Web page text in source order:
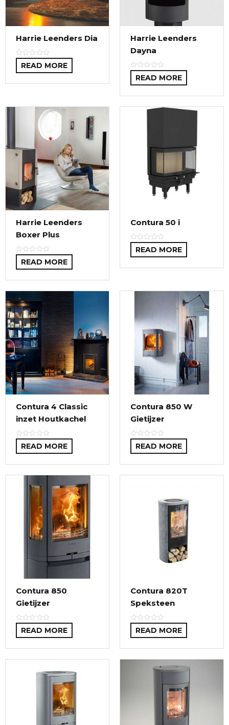
Harrie Leenders Dia
READ MORE
Harrie Leenders
Dayna
READ MORE
Harrie Leenders
Boxer Plus
READ MORE
Contura 50 i
READ MORE
Contura 4 Classic
inzet Houtkachel
READ MORE
Contura 850 W
Gietijzer
READ MORE
Contura 850
Gietijzer
READ MORE
Contura 820T
Speksteen
READ MORE